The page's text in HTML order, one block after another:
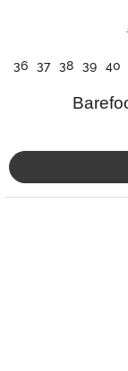
36 37 38 39 40